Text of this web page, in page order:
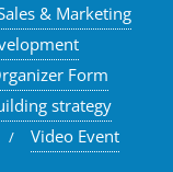
& Marketing
Form
strategy
Video Event